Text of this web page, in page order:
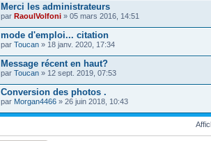
Merci les administrateurs
par RaoulVolfoni » 05 mars 2016, 14:51
mode d'emploi... citation
par Toucan » 18 janv. 2020, 17:34
Message récent en haut?
par Toucan » 12 sept. 2019, 07:53
Conversion des photos .
par Morgan4466 » 26 juin 2018, 10:43